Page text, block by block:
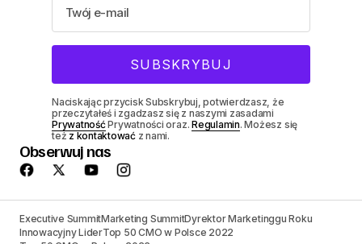
Naciskając przycisk Subskrybuj, potwierdzasz, że
przeczytałeś i zgadzasz się z naszymi zasadami
PrywatnośćPrywatności oraz.Regulamin. Możesz się
też z kontaktowaćz nami.
Obserwuj nas
Executive SummitMarketing SummitDyrektor Marketinggu Roku
Innowacyjny LiderTop 50 CMO w Polsce 2022